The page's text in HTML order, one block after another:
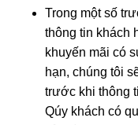
Trong một số
thông tin khách
khuyến mãi có
hạn, chúng tôi
trước khi thông
Qúy khách có